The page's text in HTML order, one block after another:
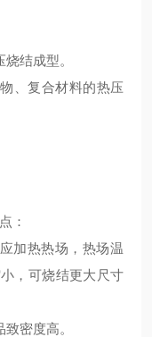
结成型。
、复合材料的热压
：
加热热场，热场温
，可烧结更大尺寸
密度高。